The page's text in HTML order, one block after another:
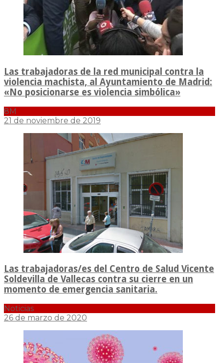
Las trabajadoras de la red municipal contra la
violencia machista, al Ayuntamiento de Madrid:
«No posicionarse es violencia simbólica»
8M
21 de noviembre de 2019
Las trabajadoras/es del Centro de Salud Vicente
Soldevilla de Vallecas contra su cierre en un
momento de emergencia sanitaria.
Noticias
26 de marzo de 2020